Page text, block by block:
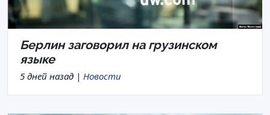
Берлин заговорил на грузинском
языке
5 дней назад | Новости